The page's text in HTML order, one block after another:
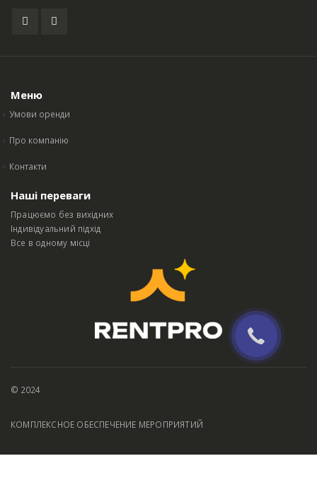
Меню
Умови оренди
Про компанію
Контакти
Наші переваги
Працюємо без вихідних
Індивідуальний підхід
Все в одному місці
© 2024
КОМПЛЕКСНОЕ ОБЕСПЕЧЕНИЕ МЕРОПРИЯТИЙ